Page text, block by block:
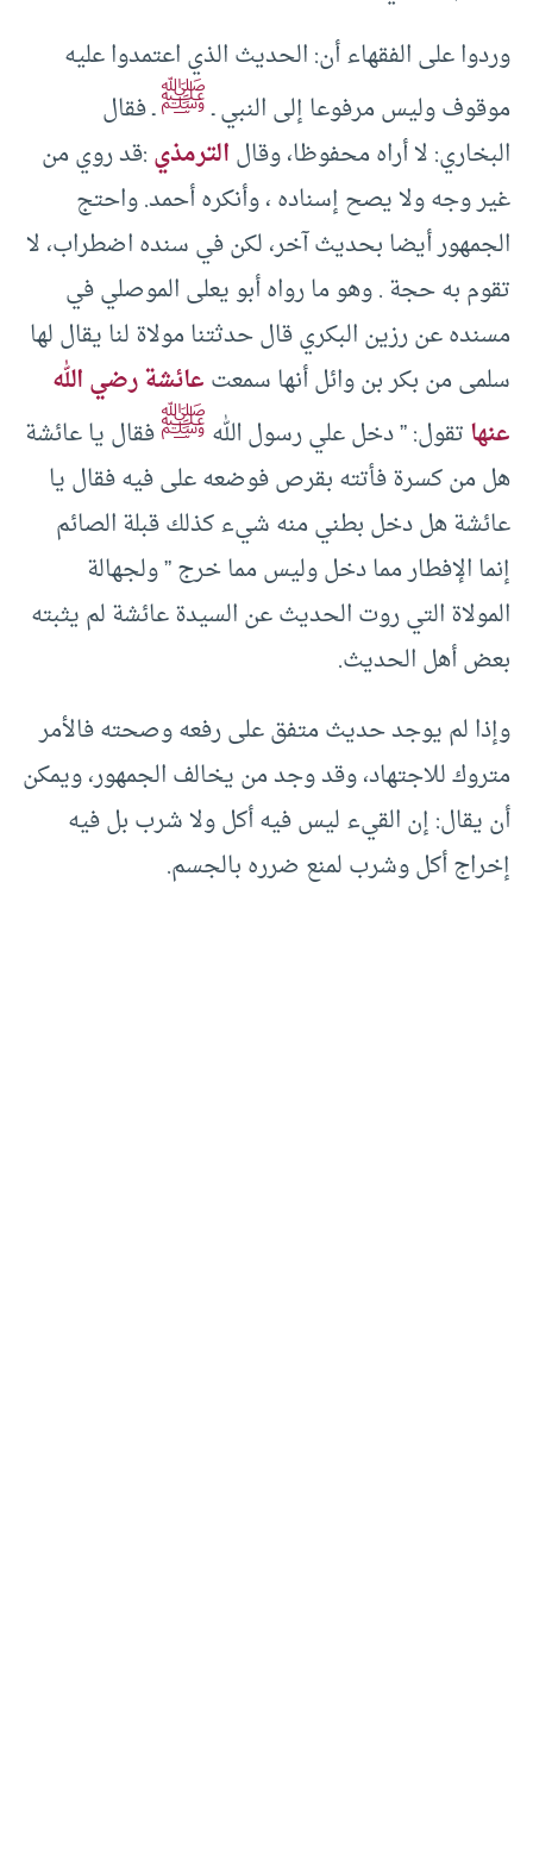
وردوا على الفقهاء أن: الحديث الذي اعتمدوا عليه
موقوف وليس مرفوعا إلى النبي ـﷺـ فقال
البخاري: لا أراه محفوظا، وقالالترمذي:قد روي من
غير وجه ولا يصح إسناده ، وأنكره أحمد. واحتج
الجمهور أيضا بحديث آخر، لكن في سنده اضطراب، لا
تقوم به حجة . وهو ما رواه أبو يعلى الموصلي في
مسنده عن رزين البكري قال حدثتنا مولاة لنا يقال لها
سلمى من بكر بن وائل أنها سمعتعائشة رضي الله
عنهاتقول: ” دخل علي رسول اللهﷺفقال يا عائشة
هل من كسرة فأتته بقرص فوضعه على فيه فقال يا
عائشة هل دخل بطني منه شيء كذلك قبلة الصائم
إنما الإفطار مما دخل وليس مما خرج ” ولجهالة
المولاة التي روت الحديث عن السيدة عائشة لم يثبته
بعض أهل الحديث.
وإذا لم يوجد حديث متفق على رفعه وصحته فالأمر
متروك للاجتهاد، وقد وجد من يخالف الجمهور، ويمكن
أن يقال: إن القيء ليس فيه أكل ولا شرب بل فيه
إخراج أكل وشرب لمنع ضرره بالجسم.